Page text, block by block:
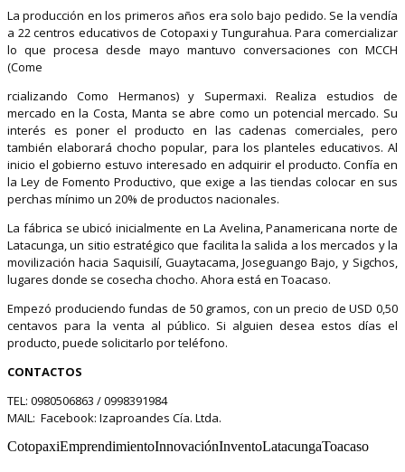
La producción en los primeros años era solo bajo pedido. Se la vendía
a 22 centros educativos de Cotopaxi y Tungurahua. Para comercializar
lo que procesa desde mayo mantuvo conversaciones con MCCH
(Come
rcializando Como Hermanos) y Supermaxi. Realiza estudios de
mercado en la Costa, Manta se abre como un potencial mercado. Su
interés es poner el producto en las cadenas comerciales, pero
también elaborará chocho popular, para los planteles educativos. Al
inicio el gobierno estuvo interesado en adquirir el producto. Confía en
la Ley de Fomento Productivo, que exige a las tiendas colocar en sus
perchas mínimo un 20% de productos nacionales.
La fábrica se ubicó inicialmente en La Avelina, Panamericana norte de
Latacunga, un sitio estratégico que facilita la salida a los mercados y la
movilización hacia Saquisilí, Guaytacama, Joseguango Bajo, y Sigchos,
lugares donde se cosecha chocho. Ahora está en Toacaso.
Empezó produciendo fundas de 50 gramos, con un precio de USD 0,50
centavos para la venta al público. Si alguien desea estos días el
producto, puede solicitarlo por teléfono.
CONTACTOS
TEL: 0980506863 / 0998391984
MAIL: Facebook: Izaproandes Cía. Ltda.
CotopaxiEmprendimientoInnovaciónInventoLatacungaToacaso